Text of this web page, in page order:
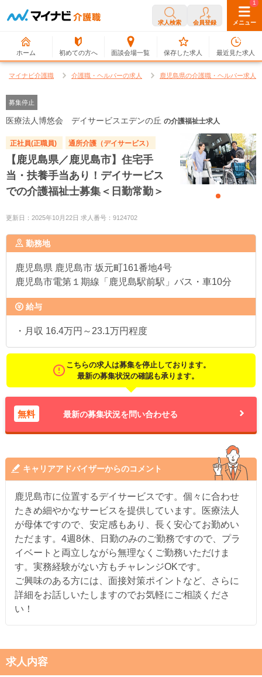
求人検索 会員登録 メニュー
ホーム 初めての方へ 面談会場一覧
0
保存した求人
1
最近見た求人
マイナビ介護職 介護職・ヘルパーの求人 鹿児島県の介護職・ヘルパー求人
募集停止
医療法人博悠会 デイサービスエデンの丘 の介護福祉士求人
正社員(正職員) 通所介護（デイサービス）
【鹿児島県／鹿児島市】住宅手
当・扶養手当あり！デイサービス
での介護福祉士募集＜日勤常勤＞
更新日：2025年10月22日 求人番号：9124702
勤務地
鹿児島県 鹿児島市 坂元町161番地4号
鹿児島市電第１期線「鹿児島駅前駅」バス・車10分
給与
・月収 16.4万円～23.1万円程度
こちらの求人は募集を停止しております。
最新の募集状況の確認も承ります。
無料 最新の募集状況を問い合わせる
キャリアアドバイザーからのコメント
鹿児島市に位置するデイサービスです。個々に合わせ
たきめ細やかなサービスを提供しています。医療法人
が母体ですので、安定感もあり、長く安心てお勤めい
ただます。4週8休、日勤のみのご勤務ですので、プラ
イベートと両立しながら無理なくご勤務いただけま
す。実務経験がない方もチャレンジOKです。
ご興味のある方には、面接対策ポイントなど、さらに
詳細をお話しいたしますのでお気軽にご相談くださ
い！
求人内容